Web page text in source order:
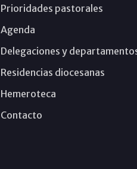
Prioridades pastorales
Agenda
Delegaciones y
Residencias diocesanas
Hemeroteca
Contacto